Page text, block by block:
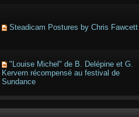
Steadicam Postures by Chris Fawcett
"Louise Michel" de B. Delépine et G.
Kervern récompensé au festival de
Sundance